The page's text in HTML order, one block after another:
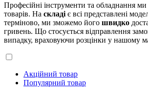
Професійні інструменти та обладнання
товарів. На складі є всі представлені
терміново, ми зможемо його швидко
гривень. Що стосується відправлення
випадку, враховуючи розцінки у нашому
Акційний товар
Популярний товар